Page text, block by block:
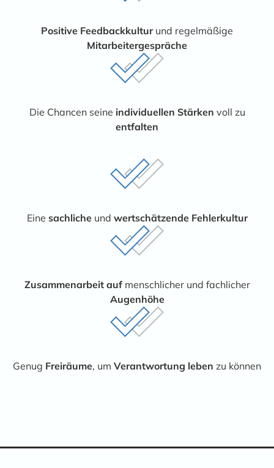
Positive Feedbackkulturund regelmäßige
Mitarbeitergespräche
Die Chancen seine individuellen Stärken voll zu
entfalten
Eine sachlicheund wertschätzende Fehlerkultur
Zusammenarbeit aufmenschlicher und fachlicher
Augenhöhe
Genug Freiräume, um Verantwortung leben zu können